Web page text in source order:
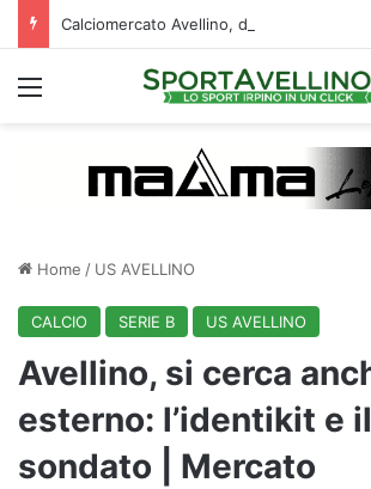
Menu
Home / US AVELLINO
CALCIO SERIE B US AVELLINO
Avellino, si cerca
esterno: l’identikit e
sondato | Mercato